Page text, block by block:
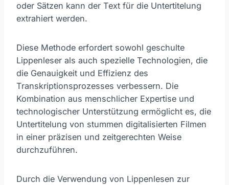
oder Sätzen kann der Text für die Untertitelung
extrahiert werden.
Diese Methode erfordert sowohl geschulte
Lippenleser als auch spezielle Technologien, die
die Genauigkeit und Effizienz des
Transkriptionsprozesses verbessern. Die
Kombination aus menschlicher Expertise und
technologischer Unterstützung ermöglicht es, die
Untertitelung von stummen digitalisierten Filmen
in einer präzisen und zeitgerechten Weise
durchzuführen.
Durch die Verwendung von Lippenlesen zur